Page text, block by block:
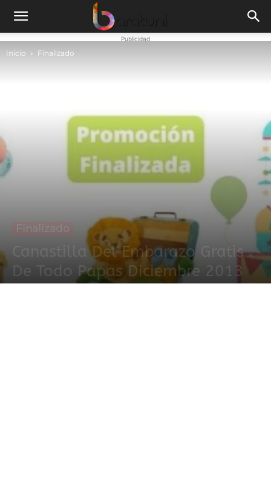
Publicidad
Inicio Finalizado
Finalizado
Canastilla Del Embarazo Gratis
De Todo Papas Diciembre 2013